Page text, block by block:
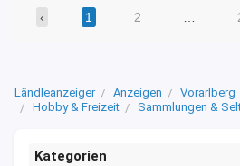
‹ 1 2
Ländleanzeiger Anzeigen Vorarlberg
Hobby & Freizeit
Sammlungen &
Kategorien